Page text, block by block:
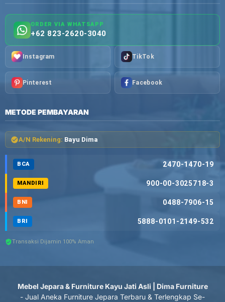
ORDER VIA WHATSAPP
+62 823-2620-3040
Instagram TikTok
Pinterest Facebook
METODE PEMBAYARAN
A/N Rekening: Bayu Dima
BCA 2470-1470-19
MANDIRI 900-00-3025718-3
BNI 0488-7906-15
BRI 5888-0101-2149-532
Transaksi Dijamin 100% Aman
Mebel Jepara & Furniture Kayu Jati Asli | Dima Furniture
- Jual Aneka Furniture Jepara Terbaru & Terlengkap Se-